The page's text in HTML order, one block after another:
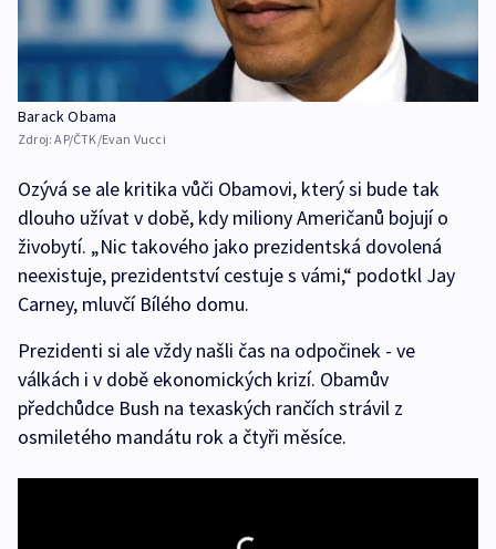
Barack Obama
Zdroj:AP/ČTK/Evan Vucci
Ozývá se ale kritika vůči Obamovi, který si bude tak
dlouho užívat v době, kdy miliony Američanů bojují o
živobytí. „Nic takového jako prezidentská dovolená
neexistuje, prezidentství cestuje s vámi,“ podotkl Jay
Carney, mluvčí Bílého domu.
Prezidenti si ale vždy našli čas na odpočinek - ve
válkách i v době ekonomických krizí. Obamův
předchůdce Bush na texaských rančích strávil z
osmiletého mandátu rok a čtyři měsíce.